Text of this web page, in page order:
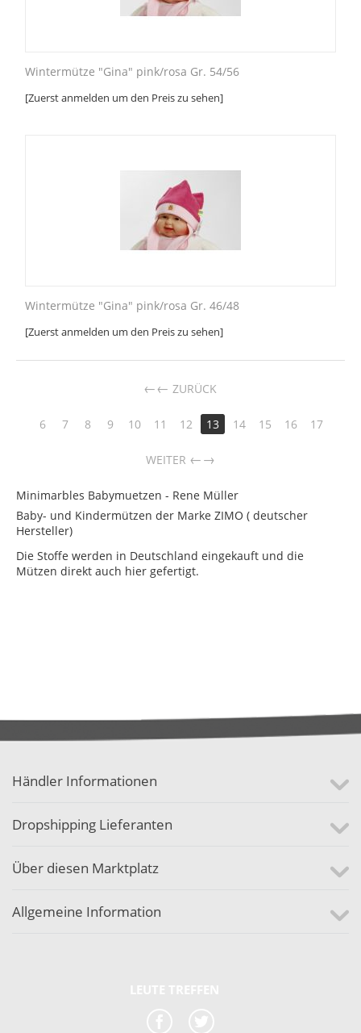
Wintermütze "Gina" pink/rosa Gr. 54/56
[Zuerst anmelden um den Preis zu sehen]
Wintermütze "Gina" pink/rosa Gr. 46/48
[Zuerst anmelden um den Preis zu sehen]
← ZURÜCK
6 7 8 9 10 11 12 13 14 15 16 17
WEITER →
Minimarbles Babymuetzen - Rene Müller
Baby- und Kindermützen der Marke ZIMO ( deutscher
Hersteller)
Die Stoffe werden in Deutschland eingekauft und die
Mützen direkt auch hier gefertigt.
Händler Informationen
Dropshipping Lieferanten
Über diesen Marktplatz
Allgemeine Information